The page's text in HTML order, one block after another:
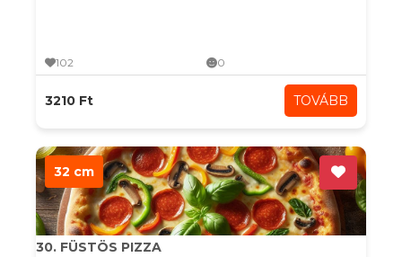
102 0
3210 Ft TOVÁBB
32 cm
30. FÜSTÖS PIZZA